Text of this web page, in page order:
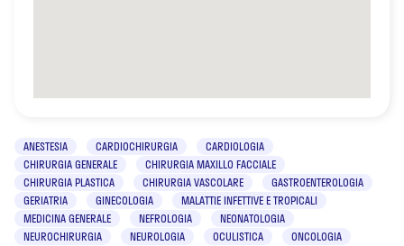
ANESTESIA CARDIOCHIRURGIA
CARDIOLOGIA
CHIRURGIA GENERALE
CHIRURGIA MAXILLO FACCIALE
CHIRURGIA PLASTICA
CHIRURGIA VASCOLARE
GASTROENTEROLOGIA
GERIATRIA
GINECOLOGIA
MALATTIE INFETTIVE E TROPICALI
MEDICINA GENERALE
NEFROLOGIA
NEONATOLOGIA
NEUROCHIRURGIA
NEUROLOGIA OCULISTICA
ONCOLOGIA